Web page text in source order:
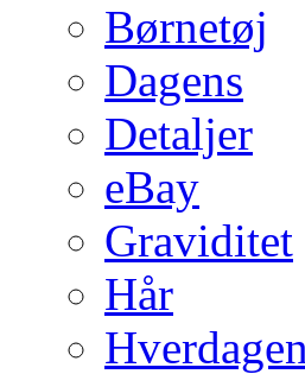
Børnetøj
Dagens
Detaljer
eBay
Graviditet
Hår